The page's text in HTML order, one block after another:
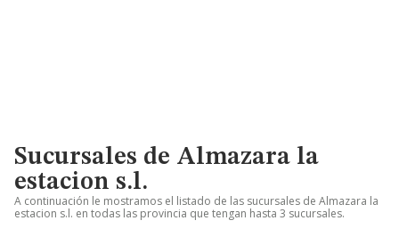
Sucursales de Almazara la
estacion s.l.
A continuación le mostramos el listado de las sucursales de Almazara la
estacion s.l. en todas las provincia que tengan hasta 3 sucursales.